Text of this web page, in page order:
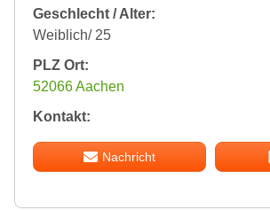
Geschlecht / Alter:
Weiblich/ 25
PLZ Ort:
52066 Aachen
Kontakt:
Nachricht